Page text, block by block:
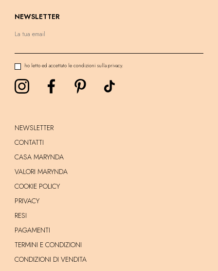
NEWSLETTER
ho letto ed accettato le condizioni sulla privacy.
NEWSLETTER
CONTATTI
CASA MARYNDA
VALORI MARYNDA
COOKIE POLICY
PRIVACY
RESI
PAGAMENTI
TERMINI E CONDIZIONI
CONDIZIONI DI VENDITA